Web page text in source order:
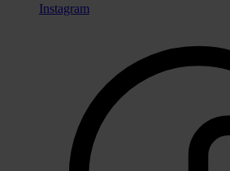
Instagram